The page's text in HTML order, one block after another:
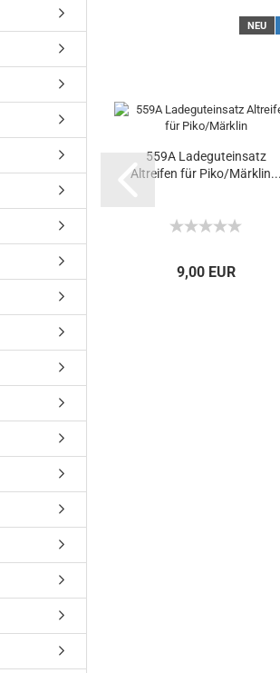
NEU
559A Ladeguteinsatz
Altreifen für Piko/Märklin...
9,00 EUR